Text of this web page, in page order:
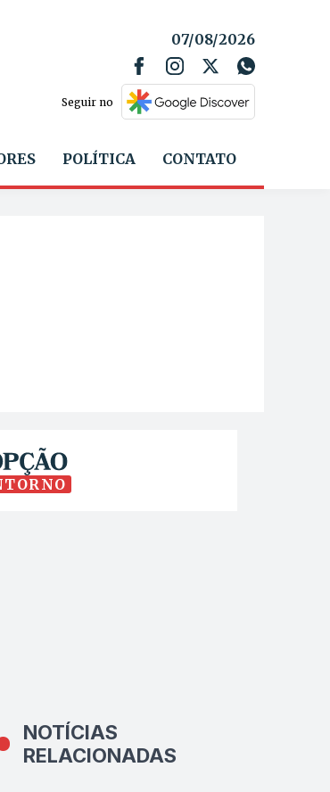
07/08/2026
Seguir no
POLÍTICA CONTATO
NOTÍCIAS
RELACIONADAS